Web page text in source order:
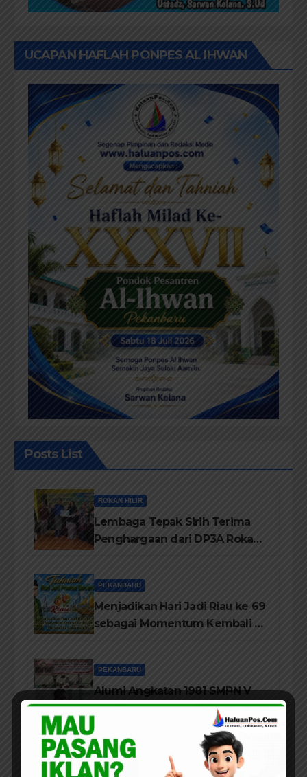
UCAPAN HAFLAH PONPES AL IHWAN
Posts List
ROKAN HILIR
Lembaga Tepak Sirih Terima
Penghargaan dari DP3A Rokan
PEKANBARU
Menjadikan Hari Jadi Riau ke 69
sebagai Momentum Kembali ke
PEKANBARU
Alumi Angkatan 1981 SMPN V
Pekanbaru Gelar Reuni Ke-45
Tahun
ROKAN HILIR